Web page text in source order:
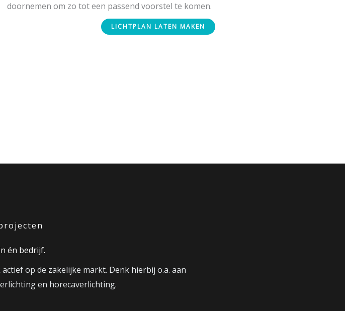
doornemen om zo tot een passend voorstel te komen.
LICHTPLAN LATEN MAKEN
én bedrijf.
op de zakelijke markt. Denk hierbij o.a. aan
en horecaverlichting.